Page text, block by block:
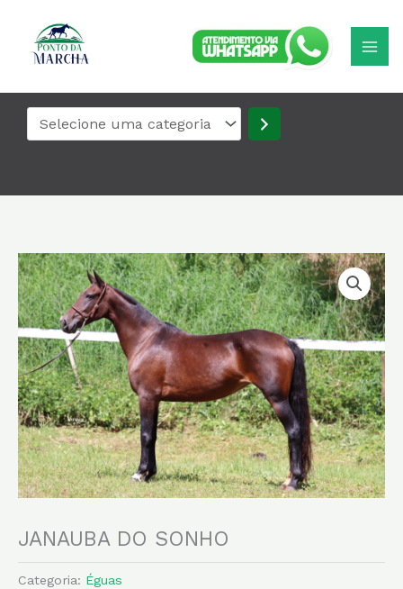
uma
categoria
JANAUBA DO SONHO
Categoria: Éguas